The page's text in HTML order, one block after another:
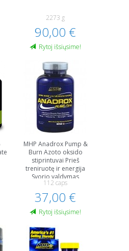
2273 g
90,00 €
Rytoj išsiųsime!
MHP Anadrox Pump &
Burn Azoto oksido
stiprintuvai Prieš
treniruotę ir energija
Svorio valdymas
112 caps
37,00 €
Rytoj išsiųsime!